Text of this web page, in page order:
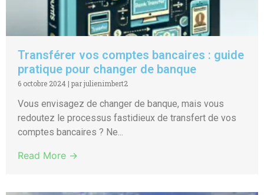
Transférer vos comptes bancaires : guide
pratique pour changer de banque
6 octobre 2024 | par julienimbert2
Vous envisagez de changer de banque, mais vous
redoutez le processus fastidieux de transfert de vos
comptes bancaires ? Ne...
Read More →